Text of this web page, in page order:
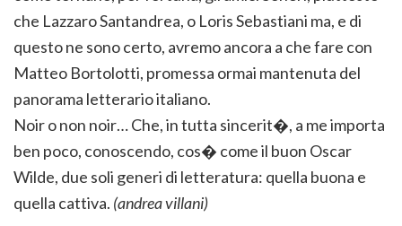
che Lazzaro Santandrea, o Loris Sebastiani ma, e di
questo ne sono certo, avremo ancora a che fare con
Matteo Bortolotti, promessa ormai mantenuta del
panorama letterario italiano.
Noir o non noir… Che, in tutta sincerit�, a me importa
ben poco, conoscendo, cos� come il buon Oscar
Wilde, due soli generi di letteratura: quella buona e
quella cattiva. (andrea villani)